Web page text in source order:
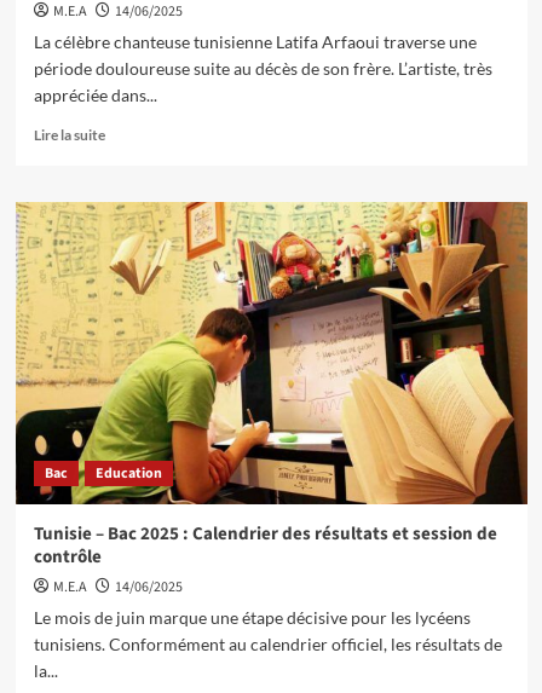
M.E.A
14/06/2025
La célèbre chanteuse tunisienne Latifa Arfaoui traverse une
période douloureuse suite au décès de son frère. L’artiste, très
appréciée dans...
Lire la suite
Bac Education
Tunisie – Bac 2025 : Calendrier des résultats et session de
contrôle
M.E.A
14/06/2025
Le mois de juin marque une étape décisive pour les lycéens
tunisiens. Conformément au calendrier officiel, les résultats de
la...